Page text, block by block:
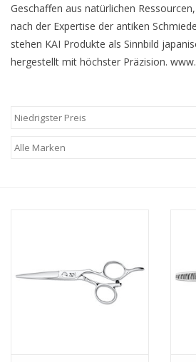
Geschaffen aus natürlichen
nach der Expertise der antiken
stehen KAI Produkte als Sinnbild
hergestellt mit höchster Präzision.